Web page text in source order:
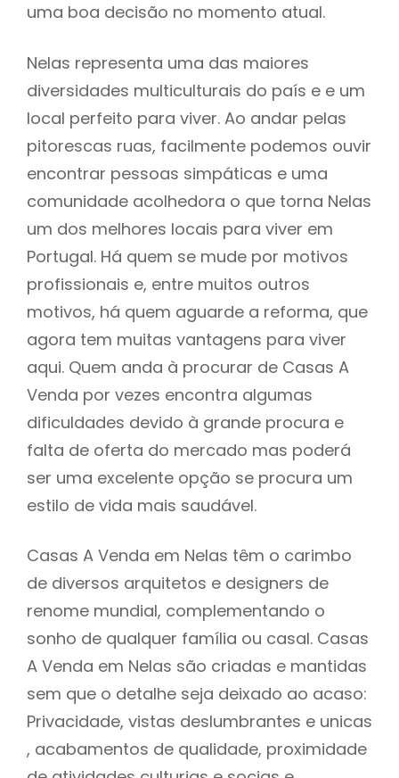
uma boa decisão no momento atual.
Nelas representa uma das maiores
diversidades multiculturais do país e e um
local perfeito para viver. Ao andar pelas
pitorescas ruas, facilmente podemos ouvir
encontrar pessoas simpáticas e uma
comunidade acolhedora o que torna Nelas
um dos melhores locais para viver em
Portugal. Há quem se mude por motivos
profissionais e, entre muitos outros
motivos, há quem aguarde a reforma, que
agora tem muitas vantagens para viver
aqui. Quem anda à procurar de Casas A
Venda por vezes encontra algumas
dificuldades devido à grande procura e
falta de oferta do mercado mas poderá
ser uma excelente opção se procura um
estilo de vida mais saudável.
Casas A Venda em Nelas têm o carimbo
de diversos arquitetos e designers de
renome mundial, complementando o
sonho de qualquer família ou casal. Casas
A Venda em Nelas são criadas e mantidas
sem que o detalhe seja deixado ao acaso:
Privacidade, vistas deslumbrantes e unicas
, acabamentos de qualidade, proximidade